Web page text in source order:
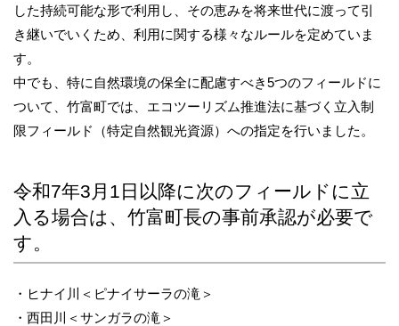
した持続可能な形で利用し、その恵みを将来世代に渡って引
き継いでいくため、利用に関する様々なルールを定めていま
す。
中でも、特に自然環境の保全に配慮すべき5つのフィールドに
ついて、竹富町では、エコツーリズム推進法に基づく立入制
限フィールド（特定自然観光資源）への指定を行いました。
令和7年3月1日以降に次のフィールドに立
入る場合は、竹富町長の事前承認が必要で
す。
・ヒナイ川＜ピナイサーラの滝＞
・西田川＜サンガラの滝＞